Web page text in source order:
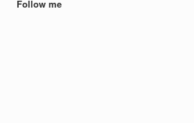
Follow me